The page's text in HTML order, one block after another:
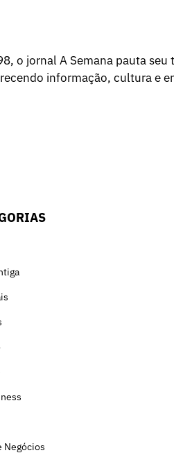
o jornal A Semana pauta
informação, cultura e
Negócios